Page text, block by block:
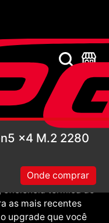
x4 M.2 2280
Onde comprar
PCs, o SSD MARS
impressionante
sequencial de
de trabalho de IA e
as mais recentes
upgrade que você